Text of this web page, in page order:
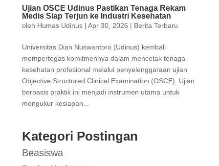
Ujian OSCE Udinus Pastikan Tenaga Rekam
Medis Siap Terjun ke Industri Kesehatan
oleh Humas Udinus| Apr 30, 2026 | Berita Terbaru
Universitas Dian Nuswantoro (Udinus) kembali
mempertegas komitmennya dalam mencetak tenaga
kesehatan profesional melalui penyelenggaraan ujian
Objective Structured Clinical Examination (OSCE). Ujian
berbasis praktik ini menjadi instrumen utama untuk
mengukur kesiapan...
Kategori Postingan
Beasiswa